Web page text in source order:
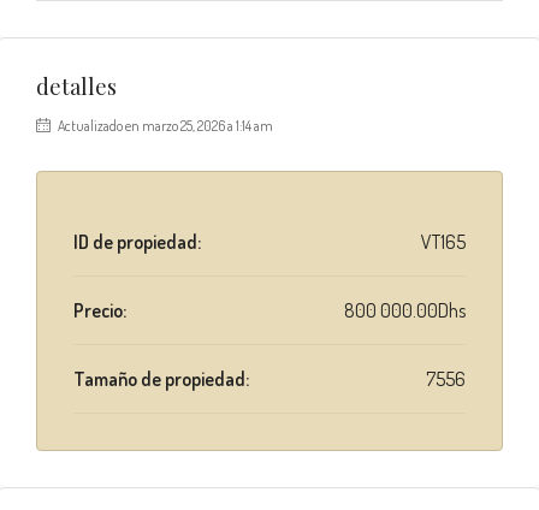
detalles
Actualizado en marzo 25, 2026 a 1:14 am
ID de propiedad: VT165
Precio: 800 000.00Dhs
Tamaño de propiedad: 7556